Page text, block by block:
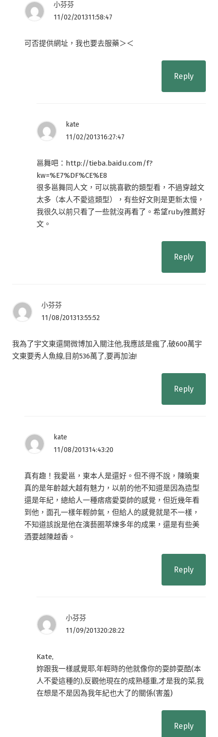
小芬芬
11/02/201311:58:47
可否提供網址，我也要去服藥＞＜
Reply
kate
11/02/201316:27:47
邕舞吧：http://tieba.baidu.com/f?
kw=%E7%DF%CE%E8
很多邕舞同人文，可以挑喜歡的類型看，不過穿越文
太多（本人不愛這類型），有些好文則是更新太慢，
我很久以前只看了一些就沒再看了。希望ruby推薦好
文。
Reply
小芬芬
11/08/201313:55:52
我為了宇文東還開微博加入關注他,我應該是瘋了,破600萬宇
文東要秀人魚線,目前536萬了,要再加油!
Reply
kate
11/08/201314:43:20
真有趣！我愛邕，東本人是還好。但不得不說，陳曉東
真的是年齡越大越有魅力，以前的他不知道是因為造型
還是年紀，總給人一種痞痞愛耍帥的感覺，但近幾年看
到他，面孔一樣年輕帥氣，但給人的感覺就是不一樣，
不知道該說是他在演藝圈萃煉多年的成果，還是有些美
酒要越陳越香。
Reply
小芬芬
11/09/201320:28:22
Kate,
妳跟我一樣感覺耶,年輕時的他就像你的耍帥耍酷(本
人不愛這種的),反觀他現在的成熟穩重,才是我的菜,我
在想是不是因為我年紀也大了的關係(害羞)
Reply